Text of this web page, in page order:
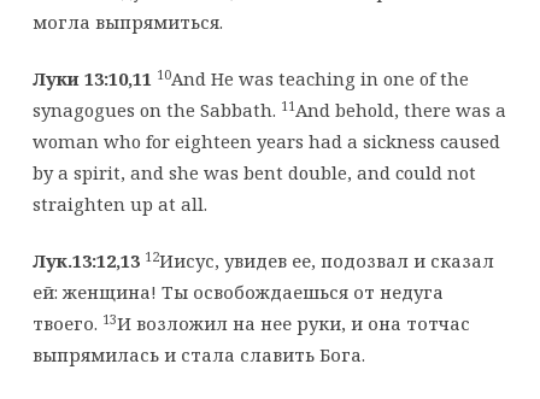
могла выпрямиться.
Луки 13:10,11 10And He was teaching in one of the
synagogues on the Sabbath. 11And behold, there was a
woman who for eighteen years had a sickness caused
by a spirit, and she was bent double, and could not
straighten up at all.
Лук.13:12,13 12Иисус, увидев ее, подозвал и сказал
ей: женщина! Ты освобождаешься от недуга
твоего. 13И возложил на нее руки, и она тотчас
выпрямилась и стала славить Бога.